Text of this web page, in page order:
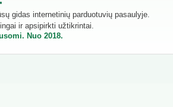
gidas internetinių parduotuvių pasaulyje.
ir apsipirkti užtikrintai.
Nuo 2018.